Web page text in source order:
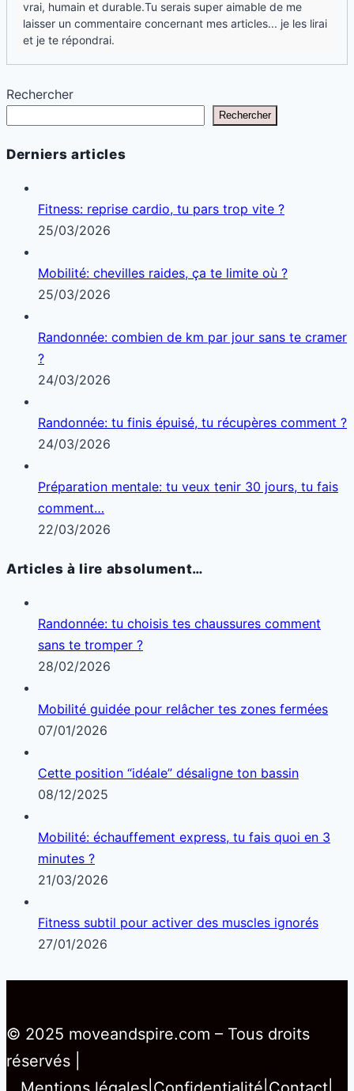
vrai, humain et durable.Tu serais super aimable de me
laisser un commentaire concernant mes articles... je les lirai
et je te répondrai.
Rechercher
Rechercher
Derniers articles
Fitness: reprise cardio, tu pars trop vite ?
25/03/2026
Mobilité: chevilles raides, ça te limite où ?
25/03/2026
Randonnée: combien de km par jour sans te cramer
?
24/03/2026
Randonnée: tu finis épuisé, tu récupères comment ?
24/03/2026
Préparation mentale: tu veux tenir 30 jours, tu fais
comment…
22/03/2026
Articles à lire absolument…
Randonnée: tu choisis tes chaussures comment
sans te tromper ?
28/02/2026
Mobilité guidée pour relâcher tes zones fermées
07/01/2026
Cette position “idéale” désaligne ton bassin
08/12/2025
Mobilité: échauffement express, tu fais quoi en 3
minutes ?
21/03/2026
Fitness subtil pour activer des muscles ignorés
27/01/2026
© 2025 moveandspire.com – Tous droits
réservés |